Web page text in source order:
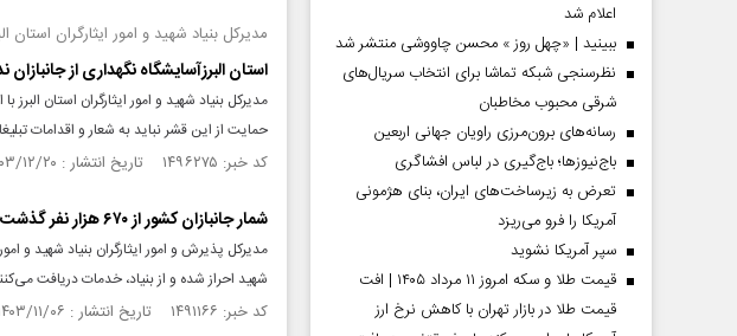
مدیرکل بنیاد شهید و امور ایثارگران استان
استان البرزآسایشگاه نگهداری از جانبازان
مدیرکل بنیاد شهید و امور ایثارگران استان
حمایت از این قشر نباید به شعار و اقدامات
کد خبر: ۱۴۹۶۲۷۵ تاریخ انتشار : ۱۴۰۳/۱۲/۲۰
شمار جانبازان کشور از ۶۷۰ هزار نفر گذشت
مدیرکل پذیرش و امور ایثارگران بنیاد شهید و
شهید احراز شده و از بنیاد، خدمات دریافت می‌کنند از ۶۷۰ هزار نفر عبور
کد خبر: ۱۴۹۱۱۶۶ تاریخ انتشار : ۱۴۰۳/۱۱/۰۶
اعلام شد
ببینید | «چهل روز » محسن چاووشی منتشر شد
نظرسنجی شبکه تماشا برای انتخاب سریال‌های
شرقی محبوب مخاطبان
رسانه‌های برون‌مرزی راویان جهانی اربعین
باج‌نیوزها؛ باج‌گیری در لباس افشاگری
تعرض به زیرساخت‌های ایران، بنای هژمونی
آمریکا را فرو می‌ریزد
سپر آمریکا نشوید
قیمت طلا و سکه امروز ۱۱ مرداد ۱۴۰۵ | افت
قیمت طلا در بازار تهران با کاهش نرخ ارز